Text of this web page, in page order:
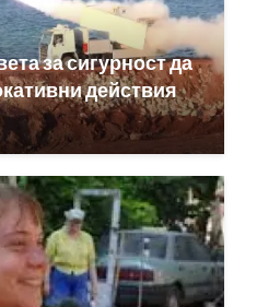
за сигурност да
действия